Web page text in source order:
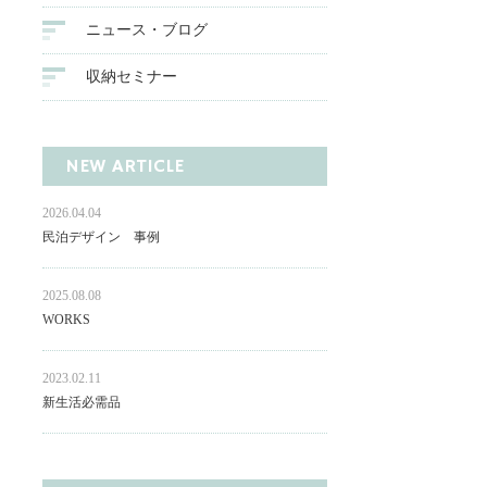
ニュース・ブログ
収納セミナー
NEW ARTICLE
2026.04.04
民泊デザイン 事例
2025.08.08
WORKS
2023.02.11
新生活必需品